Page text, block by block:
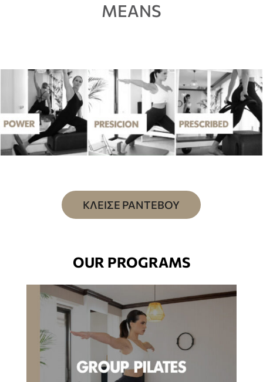
MEANS
ΚΛΕΙΣΕ ΡΑΝΤΕΒΟΥ
OUR PROGRAMS